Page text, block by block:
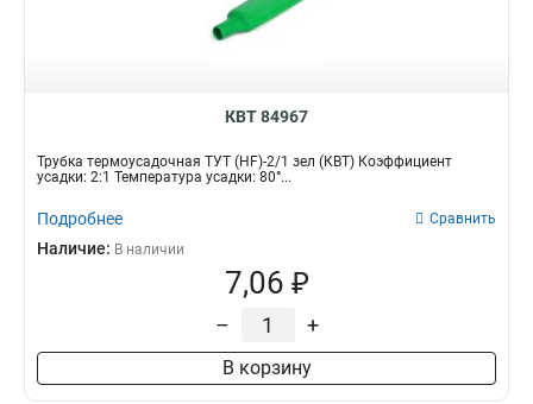
КВТ 84967
Трубка термоусадочная ТУТ (HF)-2/1 зел (КВТ) Коэффициент
усадки: 2:1 Температура усадки: 80°...
Подробнее Сравнить
Наличие: В наличии
7,06 ₽
– +
В корзину